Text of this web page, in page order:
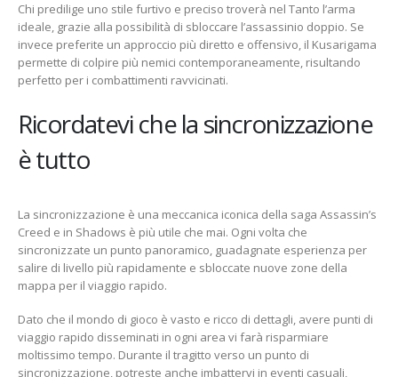
Chi predilige uno stile furtivo e preciso troverà nel Tanto l’arma
ideale, grazie alla possibilità di sbloccare l’assassinio doppio. Se
invece preferite un approccio più diretto e offensivo, il Kusarigama
permette di colpire più nemici contemporaneamente, risultando
perfetto per i combattimenti ravvicinati.
Ricordatevi che la sincronizzazione
è tutto
La sincronizzazione è una meccanica iconica della saga Assassin’s
Creed e in Shadows è più utile che mai. Ogni volta che
sincronizzate un punto panoramico, guadagnate esperienza per
salire di livello più rapidamente e sbloccate nuove zone della
mappa per il viaggio rapido.
Dato che il mondo di gioco è vasto e ricco di dettagli, avere punti di
viaggio rapido disseminati in ogni area vi farà risparmiare
moltissimo tempo. Durante il tragitto verso un punto di
sincronizzazione, potreste anche imbattervi in eventi casuali,